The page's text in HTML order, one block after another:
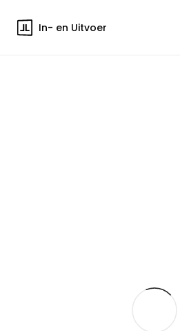
In- en Uitvoer